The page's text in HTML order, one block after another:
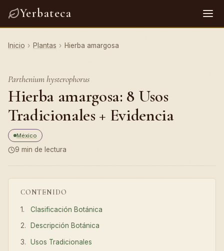
Yerbateca
Inicio › Plantas › Hierba amargosa
Parthenium hysterophorus
Hierba amargosa: 8 Usos
Tradicionales + Evidencia
México
9 min de lectura
CONTENIDO
Clasificación Botánica
Descripción Botánica
Usos Tradicionales